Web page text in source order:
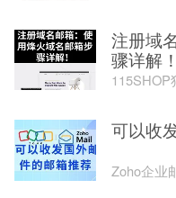
注册域
骤详解！
115SHOP
可以收
Zoho企业